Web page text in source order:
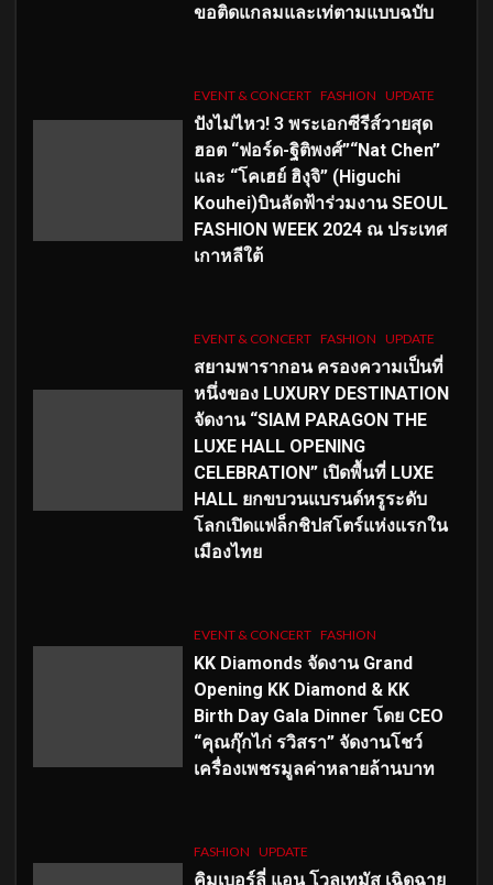
ขอติดแกลมและเท่ตามแบบฉบับ
EVENT & CONCERT FASHION UPDATE
ปังไม่ไหว! 3 พระเอกซีรีส์วายสุด
ฮอต “ฟอร์ด-ฐิติพงศ์”“Nat Chen”
และ “โคเฮย์ ฮิงุจิ” (Higuchi
Kouhei)บินลัดฟ้าร่วมงาน SEOUL
FASHION WEEK 2024 ณ ประเทศ
เกาหลีใต้
EVENT & CONCERT FASHION UPDATE
สยามพารากอน ครองความเป็นที่
หนึ่งของ LUXURY DESTINATION
จัดงาน “SIAM PARAGON THE
LUXE HALL OPENING
CELEBRATION” เปิดพื้นที่ LUXE
HALL ยกขบวนแบรนด์หรูระดับ
โลกเปิดแฟล็กชิปสโตร์แห่งแรกใน
เมืองไทย
EVENT & CONCERT FASHION
KK Diamonds จัดงาน Grand
Opening KK Diamond & KK
Birth Day Gala Dinner โดย CEO
“คุณกุ๊กไก่ รวิสรา” จัดงานโชว์
เครื่องเพชรมูลค่าหลายล้านบาท
FASHION UPDATE
คิมเบอร์ลี่ แอน โวลเทมัส เฉิดฉาย